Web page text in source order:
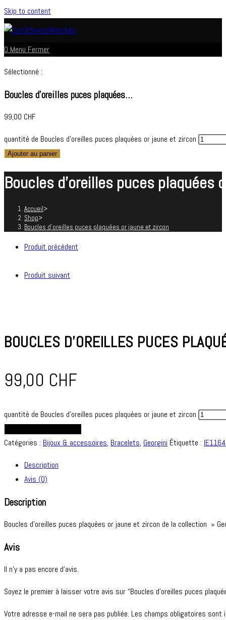
Skip to content
0 Menu Fermer
Sélectionné :
Boucles d'oreilles puces plaquées…
99,00 CHF
quantité de Boucles d'oreilles puces plaquées or jaune et zircon
Ajouter au panier
Boucles d’oreilles puces plaquées
Accueil>
Shop>
Boucles d’oreilles puces plaquées or jaune et zircon
Produit précédent
Produit suivant
BOUCLES D’OREILLES PUCES
99,00 CHF
quantité de Boucles d'oreilles puces plaquées or jaune et zircon
Catégories : Bijoux & accessoires, Bracelets, Georgini Étiquette :
Description
Avis (0)
Description
Boucles d’oreilles puces plaquées or jaune et zircon de la collection »
Avis
Il n’y a pas encore d’avis.
Soyez le premier à laisser votre avis sur “Boucles d’oreilles puces
Votre adresse e-mail ne sera pas publiée. Les champs obligatoires sont